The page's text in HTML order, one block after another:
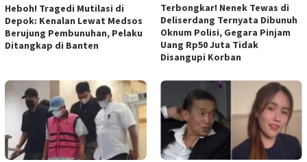
Heboh! Tragedi Mutilasi di
Depok: Kenalan Lewat Medsos
Berujung Pembunuhan, Pelaku
Ditangkap di Banten
Terbongkar! Nenek Tewas di
Deliserdang Ternyata Dibunuh
Oknum Polisi, Gegara Pinjam
Uang Rp50 Juta Tidak
Disangupi Korban